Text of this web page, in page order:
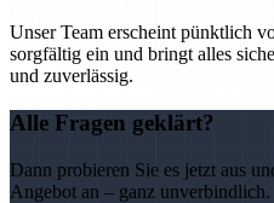
Unser Team erscheint pünktlich
sorgfältig ein und bringt alles
und zuverlässig.
Alle Fragen geklärt?
Dann probieren Sie es jetzt aus
Angebot an – ganz unverbindlich.